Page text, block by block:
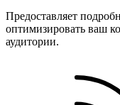
Предоставляет
оптимизировать ваш
аудитории.